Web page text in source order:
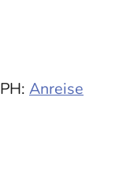
Anreise